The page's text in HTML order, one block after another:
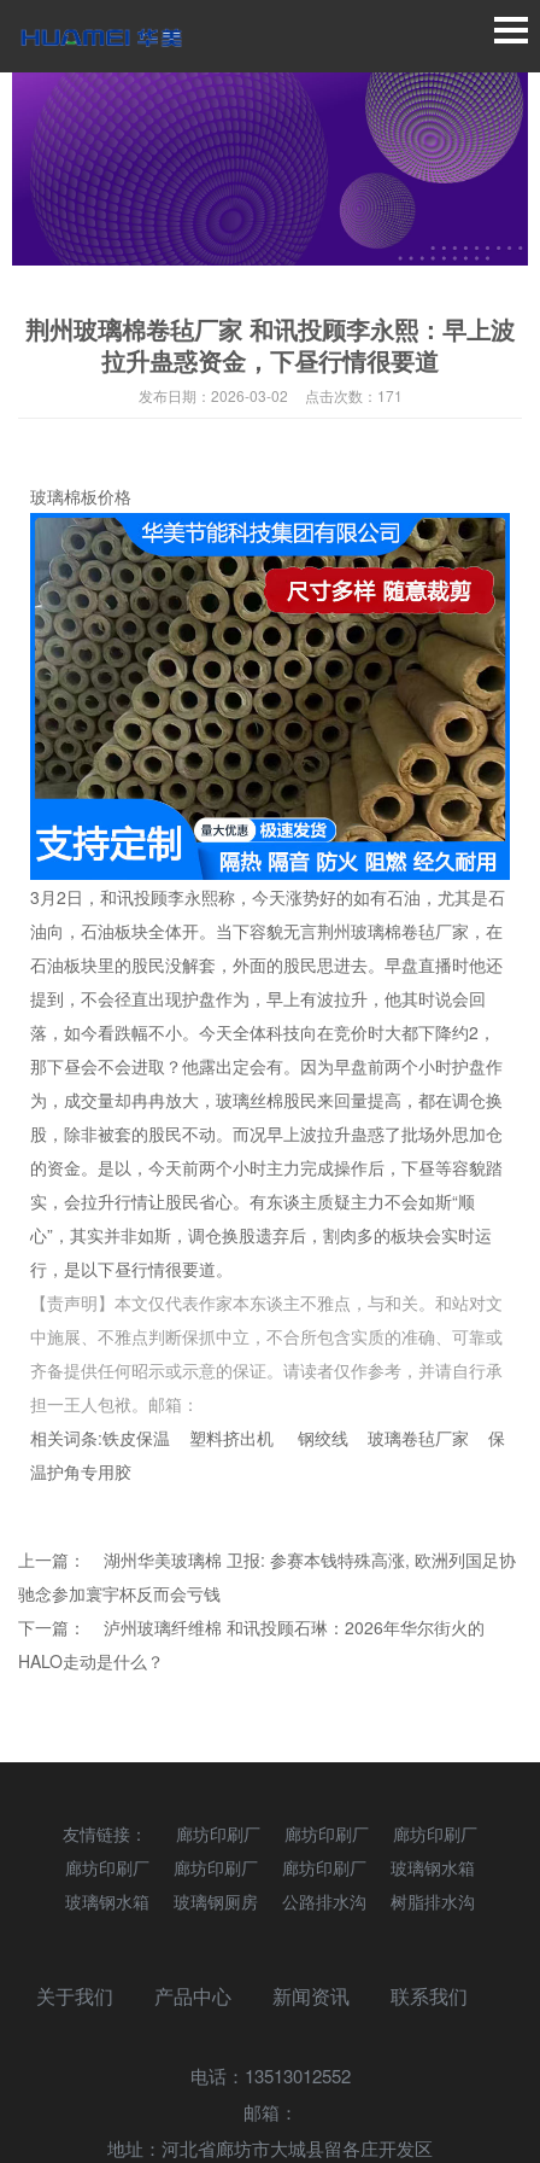
荆州玻璃棉卷毡厂家 和讯投顾李永熙：早上波
拉升蛊惑资金，下昼行情很要道
发布日期： 2026-03-02 点击次数： 171
玻璃棉板价格
3月2日，和讯投顾李永熙称，今天涨势好的如有石油，尤其是石
油向，石油板块全体开。当下容貌无言荆州玻璃棉卷毡厂家，在
石油板块里的股民没解套，外面的股民思进去。早盘直播时他还
提到，不会径直出现护盘作为，早上有波拉升，他其时说会回
落，如今看跌幅不小。今天全体科技向在竞价时大都下降约2，
那下昼会不会进取？他露出定会有。因为早盘前两个小时护盘作
为，成交量却冉冉放大， 玻璃丝棉股民来回量提高，都在调仓换
股，除非被套的股民不动。而况早上波拉升蛊惑了批场外思加仓
的资金。是以，今天前两个小时主力完成操作后，下昼等容貌踏
实，会拉升行情让股民省心。有东谈主质疑主力不会如斯“顺
心”，其实并非如斯，调仓换股遗弃后，割肉多的板块会实时运
行，是以下昼行情很要道。
【责声明】本文仅代表作家本东谈主不雅点，与和关。和站对文
中施展、不雅点判断保抓中立，不合所包含实质的准确、可靠或
齐备提供任何昭示或示意的保证。请读者仅作参考，并请自行承
担一王人包袱。邮箱：
相关词条:铁皮保温 塑料挤出机 钢绞线 玻璃卷毡厂家
保
温护角专用胶
上一篇：
湖州华美玻璃棉 卫报: 参赛本钱特殊高涨, 欧洲列国足协
驰念参加寰宇杯反而会亏钱
下一篇：
泸州玻璃纤维棉 和讯投顾石琳：2026年华尔街火的
HALO走动是什么？
友情链接： 廊坊印刷厂 廊坊印刷厂
廊坊印刷厂
廊坊印刷厂
廊坊印刷厂 廊坊印刷厂
玻璃钢水箱
玻璃钢水箱
玻璃钢厕房 公路排水沟 树脂排水沟
关于我们 产品中心 新闻资讯 联系我们
电话：13513012552
邮箱：
地址：河北省廊坊市大城县留各庄开发区